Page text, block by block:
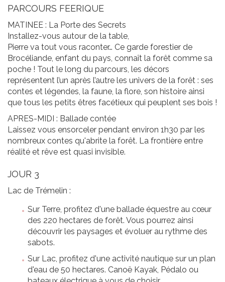
PARCOURS FEERIQUE
MATINEE : La Porte des Secrets
Installez-vous autour de la table,
Pierre va tout vous raconter… Ce garde forestier de
Brocéliande, enfant du pays, connaît la forêt comme sa
poche ! Tout le long du parcours, les décors
représentent l’un après l’autre les univers de la forêt : ses
contes et légendes, la faune, la flore, son histoire ainsi
que tous les petits êtres facétieux qui peuplent ses bois !
APRES-MIDI : Ballade contée
Laissez vous ensorceler pendant environ 1h30 par les
nombreux contes qu'abrite la forêt. La frontière entre
réalité et rêve est quasi invisible.
JOUR 3
Lac de Trémelin :
Sur Terre, profitez d'une ballade équestre au cœur
des 220 hectares de forêt. Vous pourrez ainsi
découvrir les paysages et évoluer au rythme des
sabots.
Sur Lac, profitez d'une activité nautique sur un plan
d'eau de 50 hectares. Canoë Kayak, Pédalo ou